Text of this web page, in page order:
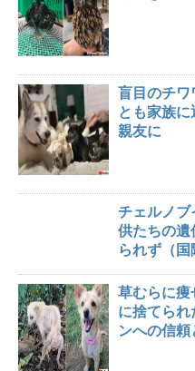
盲目のチワ
とも家族
親友に
チェルノブ
供たちの遺
られず（国
草むらに痩
に捨てら
ンへの信